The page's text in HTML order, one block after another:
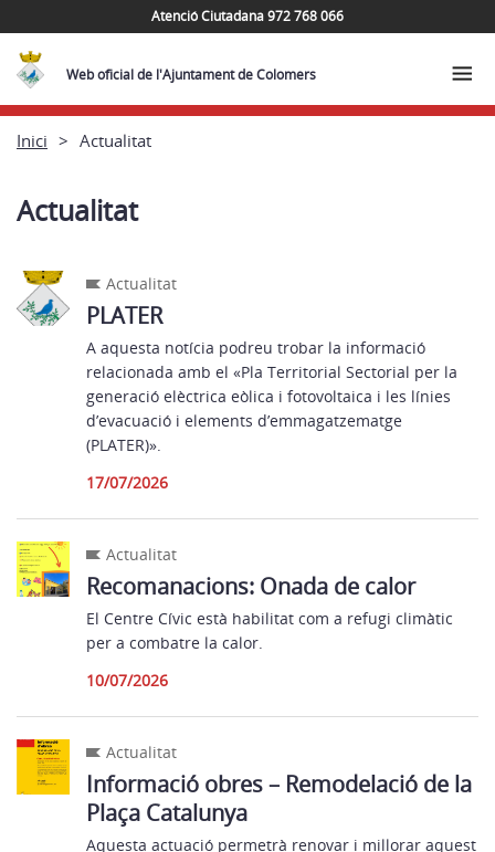
Atenció Ciutadana 972 768 066
Web oficial de l'Ajuntament de Colomers
Inici Actualitat
Actualitat
Actualitat
PLATER
A aquesta notícia podreu trobar la informació
relacionada amb el «Pla Territorial Sectorial per la
generació elèctrica eòlica i fotovoltaica i les línies
d’evacuació i elements d’emmagatzematge
(PLATER)».
17/07/2026
Actualitat
Recomanacions: Onada de calor
El Centre Cívic està habilitat com a refugi climàtic
per a combatre la calor.
10/07/2026
Actualitat
Informació obres – Remodelació de la
Plaça Catalunya
Aquesta actuació permetrà renovar i millorar aquest